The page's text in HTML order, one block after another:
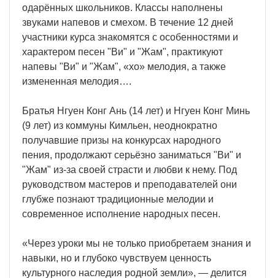
одарённых школьников. Классы наполнены
звуками напевов и смехом. В течение 12 дней
участники курса знакомятся с особенностями и
характером песен "Ви" и "Жам", практикуют
напевы "Ви" и "Жам", «хо» мелодия, а также
измененная мелодия….
Братья Нгуен Конг Ань (14 лет) и Нгуен Конг Минь
(9 лет) из коммуны Кимльен, неоднократно
получавшие призы на конкурсах народного
пения, продолжают серьёзно заниматься "Ви" и
"Жам" из-за своей страсти и любви к нему. Под
руководством мастеров и преподавателей они
глубже познают традиционные мелодии и
современное исполнение народных песен.
«Через уроки мы не только приобретаем знания и
навыки, но и глубоко чувствуем ценность
культурного наследия родной земли», — делится